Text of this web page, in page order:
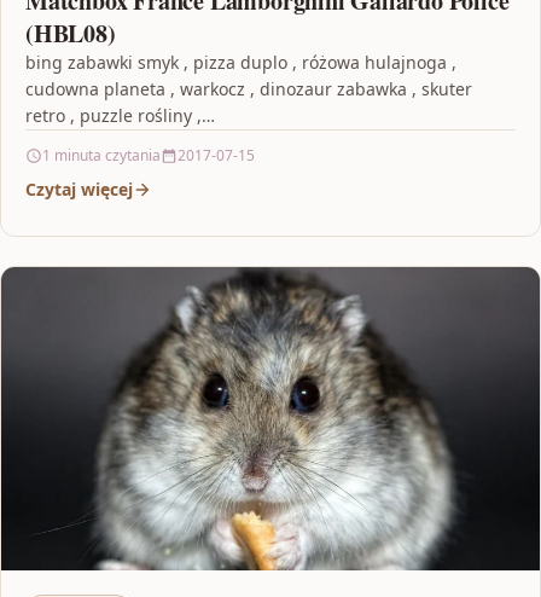
(HBL08)
bing zabawki smyk , pizza duplo , różowa hulajnoga ,
cudowna planeta , warkocz , dinozaur zabawka , skuter
retro , puzzle rośliny ,…
1 minuta czytania 2017-07-15
Czytaj więcej